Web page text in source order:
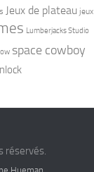
Jeux de plateau jeux
Lumberjacks Studio
space cowboy
réservés.